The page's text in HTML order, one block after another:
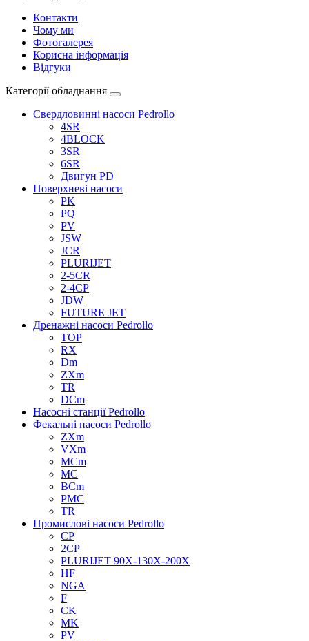
Контакти
Чому ми
Фотогалерея
Корисна інформація
Відгуки
Категорії обладнання
Свердловинні насоси Pedrollo
4SR
4BLOCK
3SR
6SR
Двигун PD
Поверхневі насоси
PK
PQ
PV
JSW
JCR
PLURIJET
2-5CR
2-4CP
JDW
FUTURE JET
Дренажні насоси Pedrollo
TOP
RX
Dm
ZXm
TR
DCm
Насосні станції Pedrollo
Фекальні насоси Pedrollo
ZXm
VXm
MCm
MC
BCm
PMC
TR
Промислові насоси Pedrollo
CP
2CP
PLURIJET 90X-130X-200X
HF
NGA
F
CK
MK
PV